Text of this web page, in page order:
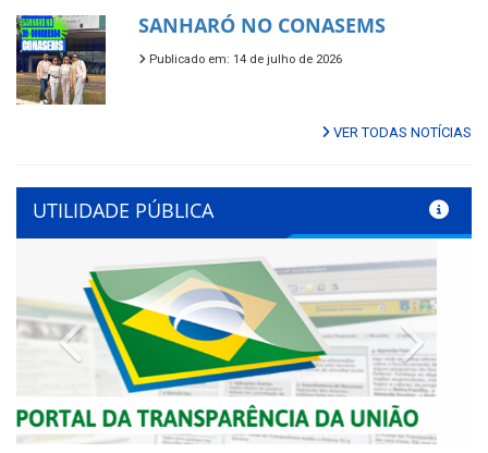
SANHARÓ NO CONASEMS
Publicado em: 14 de julho de 2026
VER TODAS NOTÍCIAS
UTILIDADE PÚBLICA
Previous